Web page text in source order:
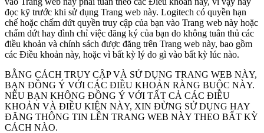
đọc kỹ trước khi sử dụng Trang web này. Logitech có quyền hạn
chế hoặc chấm dứt quyền truy cập của bạn vào Trang web này hoặc
chấm dứt hay đình chỉ việc đăng ký của bạn do không tuân thủ các
điều khoản và chính sách được đăng trên Trang web này, bao gồm
các Điều khoản này, hoặc vì bất kỳ lý do gì vào bất kỳ lúc nào.
BẰNG CÁCH TRUY CẬP VÀ SỬ DỤNG TRANG WEB NÀY,
BẠN ĐỒNG Ý VỚI CÁC ĐIỀU KHOẢN RÀNG BUỘC NÀY.
NẾU BẠN KHÔNG ĐỒNG Ý VỚI TẤT CẢ CÁC ĐIỀU
KHOẢN VÀ ĐIỀU KIỆN NÀY, XIN ĐỪNG SỬ DỤNG HAY
ĐĂNG THÔNG TIN LÊN TRANG WEB NÀY THEO BẤT KỲ
CÁCH NÀO.